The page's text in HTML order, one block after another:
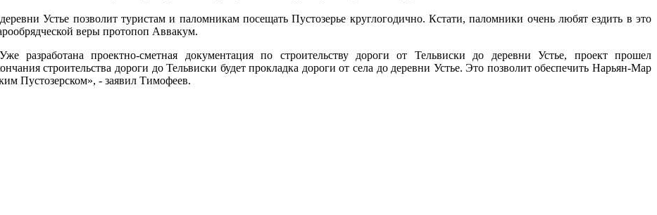
Устье позволит туристам и паломникам посещать Пустозерье круглогодично. Кстати, паломники очень любят ездить в это
веры протопоп Аввакум.
разработана проектно-сметная документация по строительству дороги от Тельвиски до деревни Устье, проект прошел
строительства дороги до Тельвиски будет прокладка дороги от села до деревни Устье. Это позволит обеспечить Нарьян-Мар
Пустозерском», - заявил Тимофеев.